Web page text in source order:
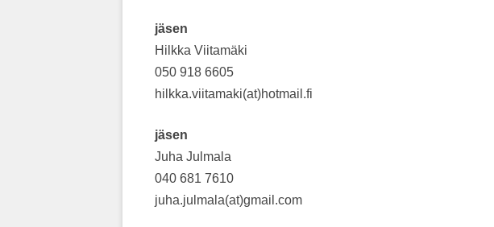
jäsen
Hilkka Viitamäki
050 918 6605
hilkka.viitamaki(at)hotmail.fi
jäsen
Juha Julmala
040 681 7610
juha.julmala(at)gmail.com